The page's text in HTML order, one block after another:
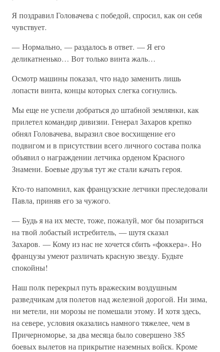
Я поздравил Головачева с победой, спросил, как он себя
чувствует.
— Нормально, — раздалось в ответ. — Я его
деликатненько… Вот только винта жаль…
Осмотр машины показал, что надо заменить лишь
лопасти винта, концы которых слегка согнулись.
Мы еще не успели добраться до штабной землянки, как
прилетел командир дивизии. Генерал Захаров крепко
обнял Головачева, выразил свое восхищение его
подвигом и в присутствии всего личного состава полка
объявил о награждении летчика орденом Красного
Знамени. Боевые друзья тут же стали качать героя.
Кто-то напомнил, как французские летчики преследовали
Павла, приняв его за чужого.
— Будь я на их месте, тоже, пожалуй, мог бы позариться
на твой лобастый истребитель, — шутя сказал
Захаров. — Кому из нас не хочется сбить «фоккера». Но
французы умеют различать красную звезду. Будьте
спокойны!
Наш полк перекрыл путь вражеским воздушным
разведчикам для полетов над железной дорогой. Ни зима,
ни метели, ни морозы не помешали этому. И хотя здесь,
на севере, условия оказались намного тяжелее, чем в
Причерноморье, за два месяца было совершено 385
боевых вылетов на прикрытие наземных войск. Кроме